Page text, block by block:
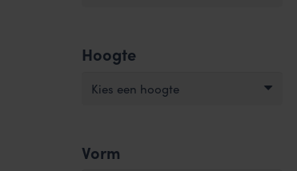
Hoogte
Kies een hoogte
Vorm